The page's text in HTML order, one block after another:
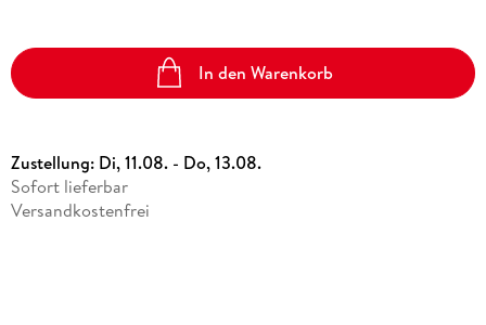
In den Warenkorb
Zustellung: Di, 11.08. - Do, 13.08.
Sofort lieferbar
Versandkostenfrei